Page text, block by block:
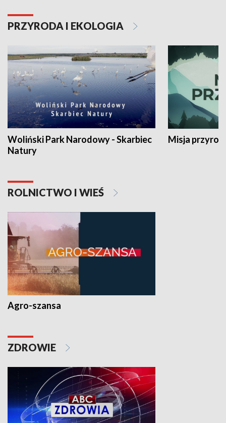
PRZYRODA I EKOLOGIA
Woliński Park Narodowy - Skarbiec
Natury
Misja
ROLNICTWO I WIEŚ
Agro-szansa
ZDROWIE